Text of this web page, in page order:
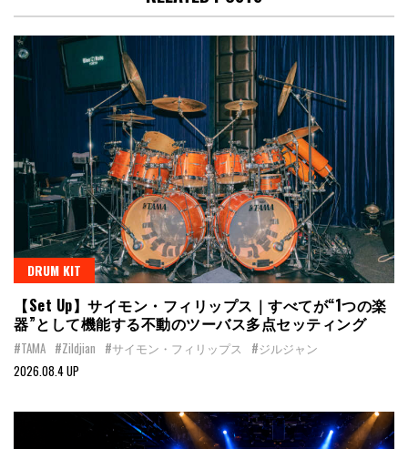
DRUM KIT
【Set Up】サイモン・フィリップス｜すべてが“1つの楽
器”として機能する不動のツーバス多点セッティング
#TAMA #Zildjian #サイモン・フィリップス
#ジルジャン
2026.08.4 UP